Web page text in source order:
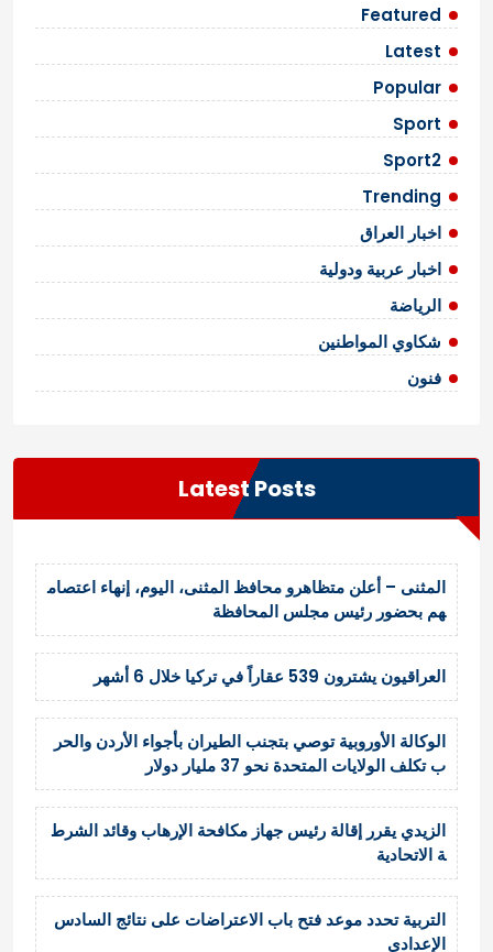
Featured
Latest
Popular
Sport
Sport2
Trending
اخبار العراق
اخبار عربية ودولية
الرياضة
شكاوي المواطنين
فنون
Latest Posts
المثنى – أعلن متظاهرو محافظ المثنى، اليوم، إنهاء اعتصام
هم بحضور رئيس مجلس المحافظة
العراقيون يشترون 539 عقاراً في تركيا خلال 6 أشهر
الوكالة الأوروبية توصي بتجنب الطيران بأجواء الأردن والحر
ب تكلف الولايات المتحدة نحو 37 مليار دولار
الزيدي يقرر إقالة رئيس جهاز مكافحة الإرهاب وقائد الشرط
ة الاتحادية
التربية تحدد موعد فتح باب الاعتراضات على نتائج السادس
الإعدادي